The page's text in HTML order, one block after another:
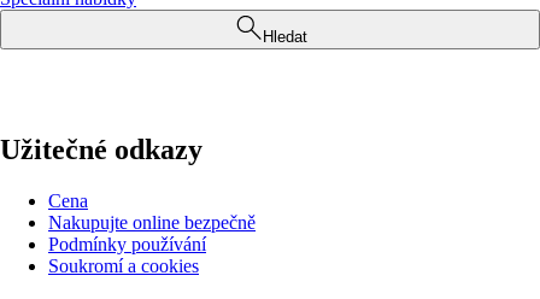
Hledat
Užitečné odkazy
Cena
Nakupujte online bezpečně
Podmínky používání
Soukromí a cookies